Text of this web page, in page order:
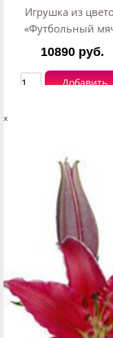
Игрушка из
«Футбольный
Добавить
10890 руб.
x